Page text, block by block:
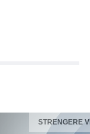
STRENGERE